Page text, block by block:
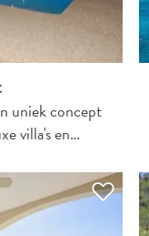
uniek concept
villa's en…